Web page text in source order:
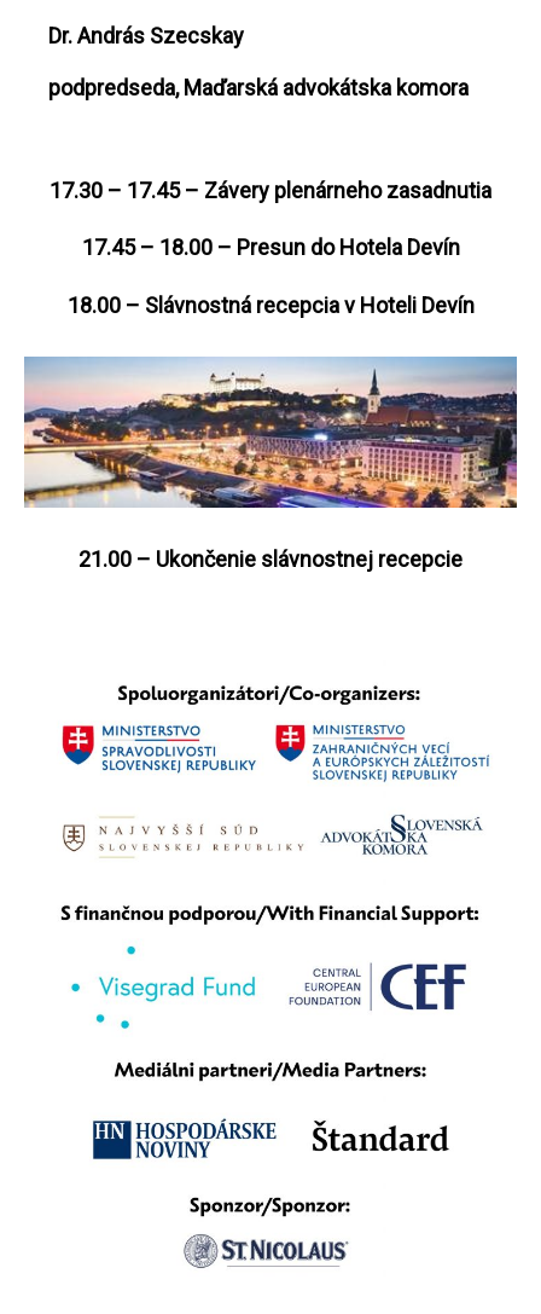
Dr. András Szecskay
podpredseda, Maďarská advokátska komora
17.30 – 17.45 – Závery plenárneho zasadnutia
17.45 – 18.00 – Presun do Hotela Devín
18.00 – Slávnostná recepcia v Hoteli Devín
21.00 – Ukončenie slávnostnej recepcie